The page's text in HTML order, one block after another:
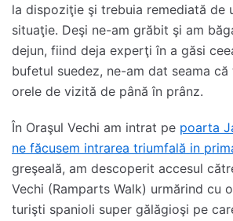
la dispoziţie şi trebuia remediată de
situaţie. Deşi ne-am grăbit şi am
dejun, fiind deja experţi în a găsi
bufetul suedez, ne-am dat seama
orele de vizită de până în prânz.
În Oraşul Vechi am intrat pe poarta
ne făcusem intrarea triumfală in
greşeală, am descoperit accesul
Vechi (Ramparts Walk) urmărind cu
turişti spanioli super gălăgioşi pe